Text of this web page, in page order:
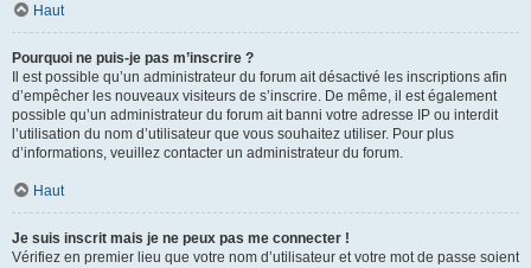
Haut
Pourquoi ne puis-je pas m’inscrire ?
Il est possible qu’un administrateur du forum ait désactivé les inscriptions afin
d’empêcher les nouveaux visiteurs de s’inscrire. De même, il est également
possible qu’un administrateur du forum ait banni votre adresse IP ou interdit
l’utilisation du nom d’utilisateur que vous souhaitez utiliser. Pour plus
d’informations, veuillez contacter un administrateur du forum.
Haut
Je suis inscrit mais je ne peux pas me connecter !
Vérifiez en premier lieu que votre nom d’utilisateur et votre mot de passe soient